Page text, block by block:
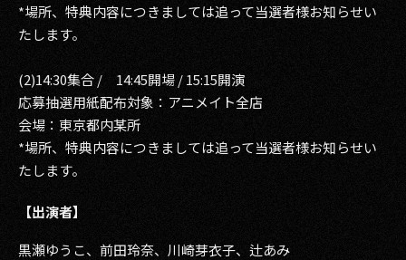
*場所、特典内容につきましては追って当選者様お知らせい
たします。
(2)14:30集合 / 14:45開場 / 15:15開演
応募抽選用紙配布対象：アニメイト全店
会場：東京都内某所
*場所、特典内容につきましては追って当選者様お知らせい
たします。
【出演者】
黒瀬ゆうこ、前田玲奈、川崎芽衣子、辻あみ